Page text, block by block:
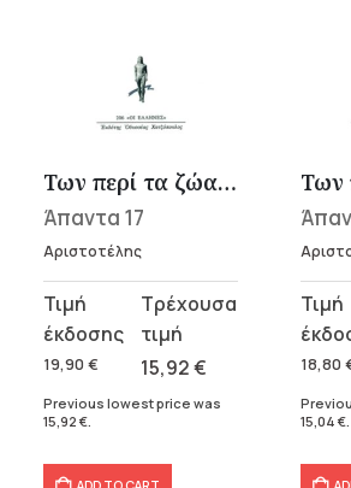
Των περί τα ζώα ιστοριών Η-Ι
Άπαντα 17
Αριστοτέλης
19,90 €
Original
price
was:
19,90 €.
15,92€
Current
price
is:
15,92 €.
Previous lowest price was
15,92 €.
18,80
price
was:
18,80
price
is:
15,04
15,04 €.